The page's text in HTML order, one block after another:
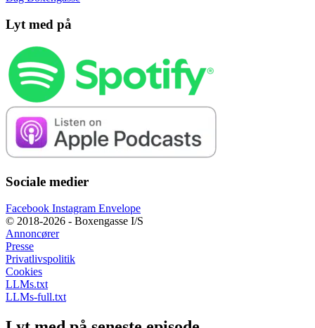
Lyt med på
Sociale medier
Facebook Instagram Envelope
© 2018-2026 - Boxengasse I/S
Annoncører
Presse
Privatlivspolitik
Cookies
LLMs.txt
LLMs-full.txt